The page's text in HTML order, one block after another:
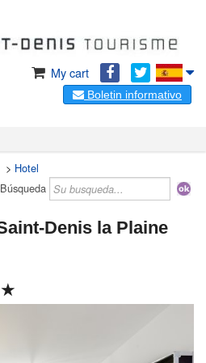
My cart
Boletin informativo
> Hotel
Búsqueda
Denis la Plaine